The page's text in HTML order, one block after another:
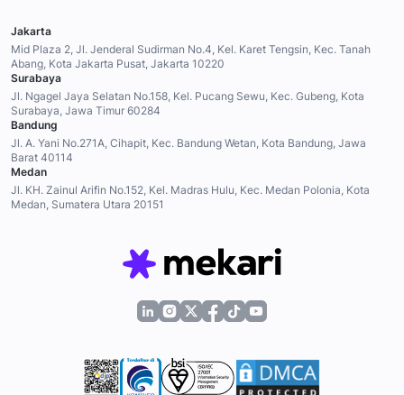
Jakarta
Mid Plaza 2, Jl. Jenderal Sudirman No.4, Kel. Karet Tengsin, Kec. Tanah
Abang, Kota Jakarta Pusat, Jakarta 10220
Surabaya
Jl. Ngagel Jaya Selatan No.158, Kel. Pucang Sewu, Kec. Gubeng, Kota
Surabaya, Jawa Timur 60284
Bandung
Jl. A. Yani No.271A, Cihapit, Kec. Bandung Wetan, Kota Bandung, Jawa
Barat 40114
Medan
Jl. KH. Zainul Arifin No.152, Kel. Madras Hulu, Kec. Medan Polonia, Kota
Medan, Sumatera Utara 20151